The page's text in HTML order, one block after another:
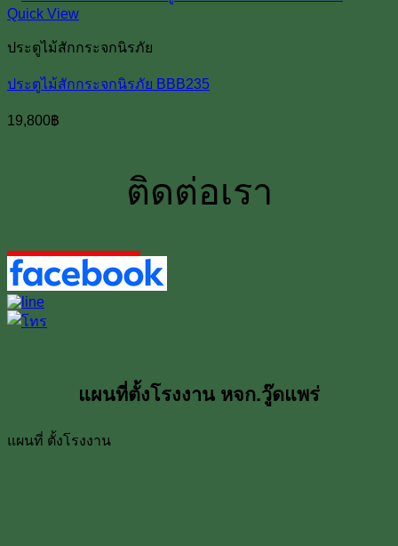
Quick View
ประตูไม้สักกระจกนิรภัย
ประตูไม้สักกระจกนิรภัย BBB235
19,800฿
ติดต่อเรา
แผนที่ตั้งโรงงาน หจก.วู๊ดแพร่
แผนที่ ตั้งโรงงาน